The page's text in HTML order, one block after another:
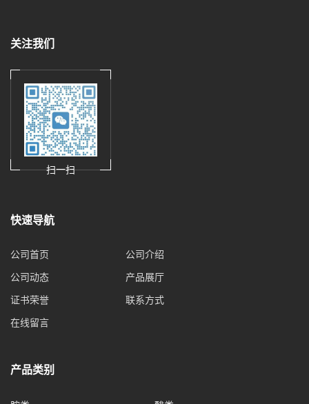
关注我们
扫一扫
快速导航
公司首页 公司介绍
公司动态 产品展厅
证书荣誉 联系方式
在线留言
产品类别